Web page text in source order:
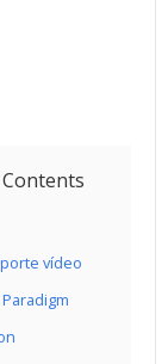
vídeo